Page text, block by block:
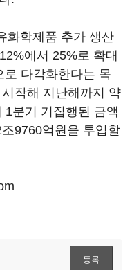
화학제품 추가 생산
에서 25%로 확대
다각화한다는 목
작해 지난해까지 약
분기 기집행된 금액
9760억원을 투입할